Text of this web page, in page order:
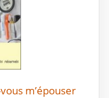
m’épouser